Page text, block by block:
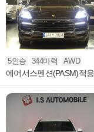
5인승 344마력 AWD
에어서스펜션(PASM)적